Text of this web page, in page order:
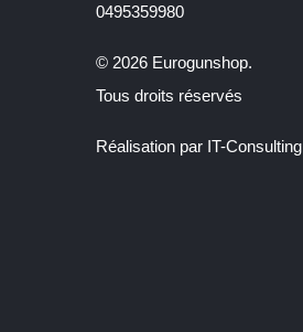
0495359980
© 2026 Eurogunshop.
Tous droits réservés
Réalisation par IT-Consulting